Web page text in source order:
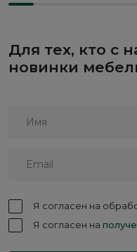
Для тех, кто с
новинки
Я согласен на
Я согласен на